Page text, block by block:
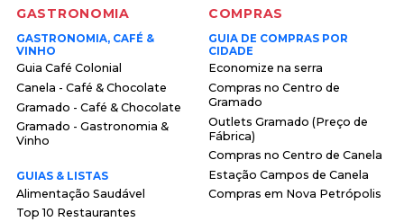
GASTRONOMIA
GASTRONOMIA, CAFÉ &
VINHO
Guia Café Colonial
Canela - Café & Chocolate
Gramado - Café & Chocolate
Gramado - Gastronomia &
Vinho
GUIAS & LISTAS
Alimentação Saudável
Top 10 Restaurantes
COMPRAS
GUIA DE COMPRAS POR
CIDADE
Economize na serra
Compras no Centro de
Gramado
Outlets Gramado (Preço de
Fábrica)
Compras no Centro de Canela
Estação Campos de Canela
Compras em Nova Petrópolis